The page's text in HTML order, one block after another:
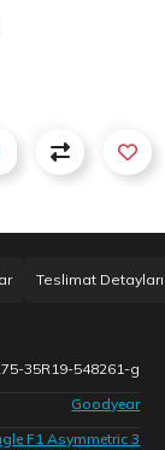
Teslimat Detayları
35R19-548261-g
Goodyear
F1 Asymmetric 3